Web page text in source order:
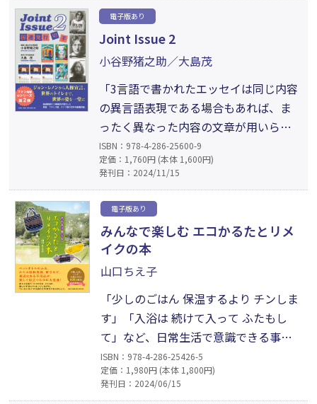
てもしかたのないことを、ほんのいっ
とき忘れるため」です。この本では、
なぞっていて心地よく感じられる言葉
を集めてみました。
電子版あり
Joint Issue 2
小谷野猪之助／大島茂
「3言語で書かれたエッセイは同じ内容
の異言語表現である場合もあれば、ま
ったく異なった内容の文章が用いられ
ることもある。それらはそれぞれに面
白いが、切手の中にかなり長い文章が
の特徴である」（「Joint Issue 2の
序」より）。国連郵便の3事業所が発行
した英語、仏語、独語の切手を厳選し
て収録したシリーズ第2弾。
ISBN：978-4-286-25600-9
定価：1,760円 (本体 1,600円)
発刊日：2024/11/15
電子版あり
みんなで楽しむ エコかるたとリメ
イクの本
山口ちえ子
「少しのごはん 保温するより チンしま
す」「入浴は 続けて入って ふたもし
て」など、日常生活で意識できる事柄
を“いろは”で並べた「エコかるた」。
ペットボトルのふた、飲料容器のか
ら、軍手など、身近にある不用品を楽
ISBN：978-4-286-25426-5
定価：1,980円 (本体 1,800円)
発刊日：2024/06/15